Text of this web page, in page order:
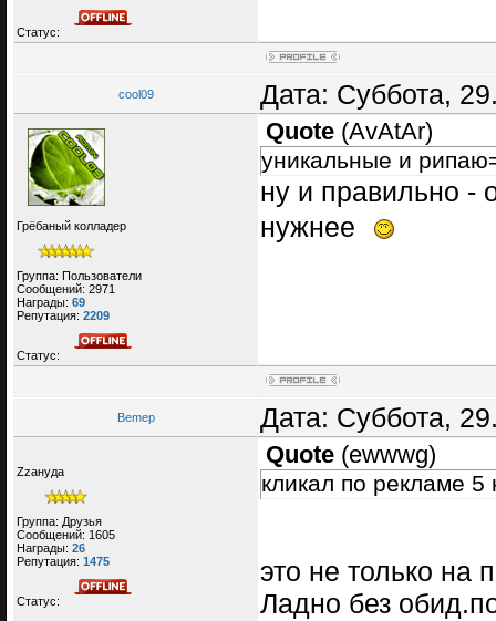
Статус:
cool09 Дата: Суббота,
Грёбаный колладер
Группа: Пользователи
Сообщений: 2971
Награды: 69
Репутация: 2209
Статус:
Quote (AvAtAr)
уникальные и
ну и правильно -
нужнее
Bemep Дата: Суббота,
Zzануда
Группа: Друзья
Сообщений: 1605
Награды: 26
Репутация: 1475
Статус:
Quote (ewwwg)
кликал по рекламе 5
это не только на
Ладно без